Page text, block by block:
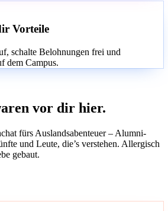
Vorteile
schalte Belohnungen frei und
dem Campus.
vor dir hier.
fürs Auslandsabenteuer – Alumni-
und Leute, die’s verstehen. Allergisch
gebaut.